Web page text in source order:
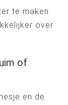
te maken.
over
of
en de